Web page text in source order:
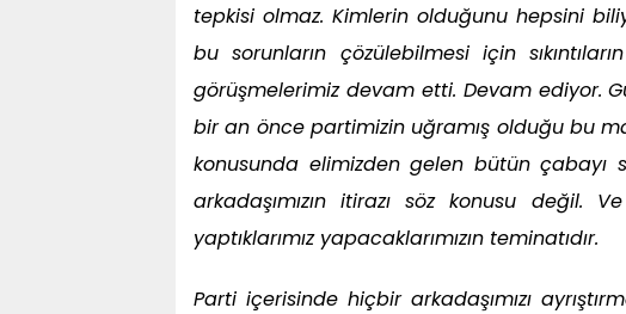
tepkisi olmaz. Kimlerin olduğunu hepsini
bu sorunların çözülebilmesi için
görüşmelerimiz devam etti. Devam ediyor.
bir an önce partimizin uğramış olduğu bu
konusunda elimizden gelen bütün çabayı
arkadaşımızın itirazı söz konusu
yaptıklarımız yapacaklarımızın teminatıdır.
Parti içerisinde hiçbir arkadaşımızı